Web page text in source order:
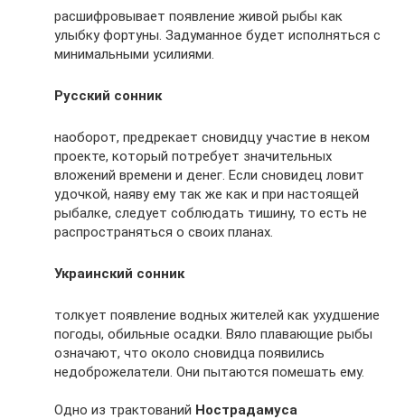
расшифровывает появление живой рыбы как
улыбку фортуны. Задуманное будет исполняться с
минимальными усилиями.
Русский сонник
наоборот, предрекает сновидцу участие в неком
проекте, который потребует значительных
вложений времени и денег. Если сновидец ловит
удочкой, наяву ему так же как и при настоящей
рыбалке, следует соблюдать тишину, то есть не
распространяться о своих планах.
Украинский сонник
толкует появление водных жителей как ухудшение
погоды, обильные осадки. Вяло плавающие рыбы
означают, что около сновидца появились
недоброжелатели. Они пытаются помешать ему.
Одно из трактований Нострадамуса